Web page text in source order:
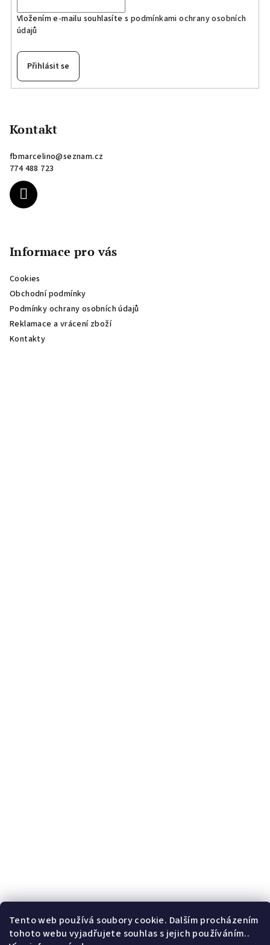
Tento web používá soubory cookie. Dalším procházením
tohoto webu vyjadřujete souhlas s jejich používáním..
Vložením e-mailu souhlasíte s podmínkami ochrany osobních
údajů
Přihlásit se
Kontakt
fbmarcelino@seznam.cz
774 488 723
Informace pro vás
Cookies
Obchodní podmínky
Podmínky ochrany osobních údajů
Reklamace a vrácení zboží
Kontakty